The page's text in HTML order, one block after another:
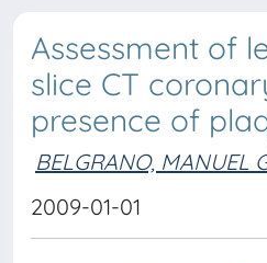
Assessment of
slice CT
presence of
BELGRANO, MANUEL
2009-01-01